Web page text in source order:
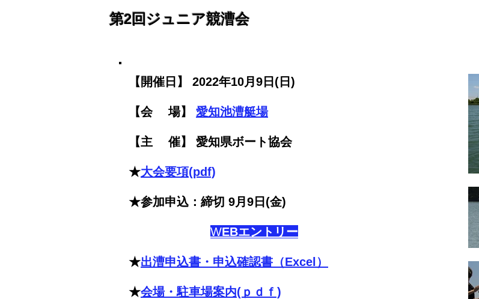
第2回ジュニア競漕会
【開催日】 2022年10月9日(日)
【会 場】 愛知池漕艇場
​【主 催】 愛知県ボート協会
★大会要項​(pdf)
★参加申込： 締切 9月9日(金)
WEBエントリー
★出漕申込書・申込確認書（Excel）
​★会場・駐車場案内(ｐｄｆ)